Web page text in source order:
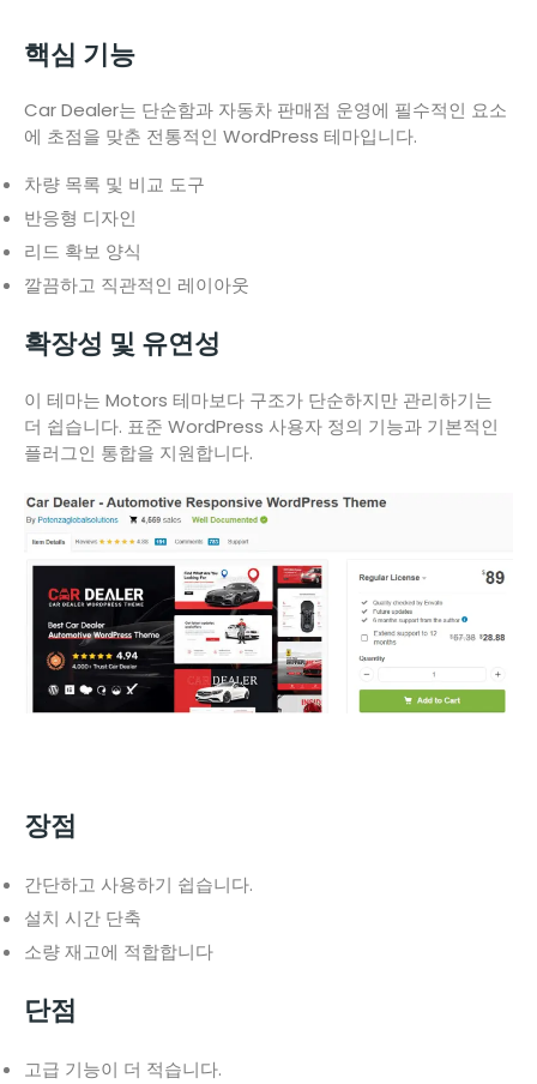
핵심 기능
Car Dealer는 단순함과 자동차 판매점 운영에 필수적인 요소
에 초점을 맞춘 전통적인 WordPress 테마입니다.
차량 목록 및 비교 도구
반응형 디자인
리드 확보 양식
깔끔하고 직관적인 레이아웃
확장성 및 유연성
이 테마는 Motors 테마보다 구조가 단순하지만 관리하기는
더 쉽습니다. 표준 WordPress 사용자 정의 기능과 기본적인
플러그인 통합을 지원합니다.
장점
간단하고 사용하기 쉽습니다.
설치 시간 단축
소량 재고에 적합합니다
단점
고급 기능이 더 적습니다.